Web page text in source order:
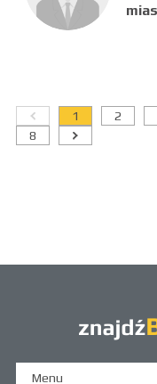
1 2
8
Menu